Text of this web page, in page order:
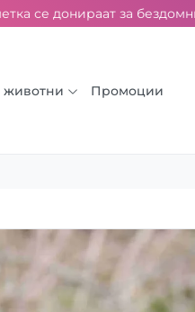
се донираат за
Промоции